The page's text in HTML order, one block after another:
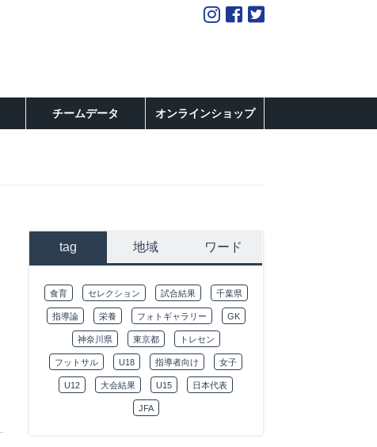
チームデータ オンラインショップ
tag 地域 ワード
食育 セレクション 試合結果 千葉県
指導論 栄養 フォトギャラリー GK
神奈川県 東京都 トレセン
フットサル U18 指導者向け 女子
U12 大会結果 U15 日本代表
JFA